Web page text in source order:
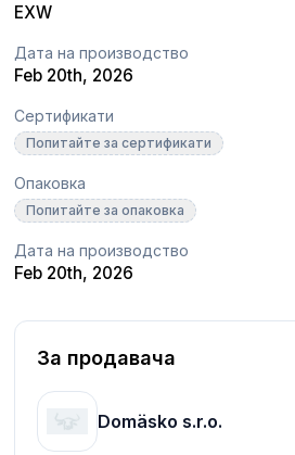
EXW
Дата на производство
Feb 20th, 2026
Сертификати
Попитайте за сертификати
Опаковка
Попитайте за опаковка
Дата на производство
Feb 20th, 2026
За продавача
Domäsko s.r.o.